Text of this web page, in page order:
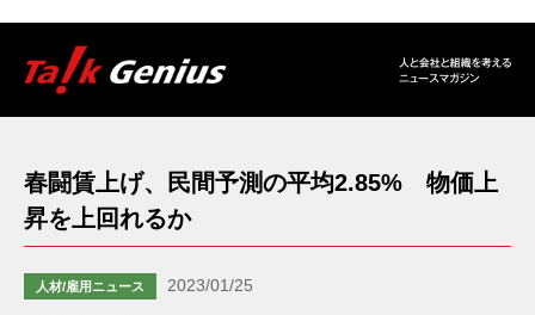
春闘賃上げ、民間予測の平均2.85% 物価上
昇を上回れるか
人材/雇用ニュース 2023/01/25